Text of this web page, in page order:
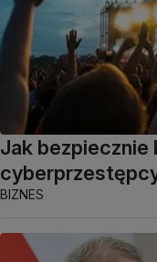
Jak bezpiecznie
BIZNES